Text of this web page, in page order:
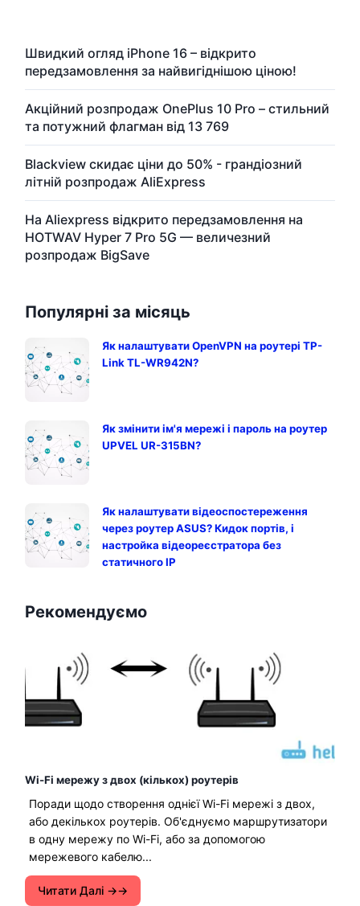
Швидкий огляд iPhone 16 – відкрито
передзамовлення за найвигіднішою ціною!
Акційний розпродаж OnePlus 10 Pro – стильний
та потужний флагман від 13 769
Blackview скидає ціни до 50% - грандіозний
літній розпродаж AliExpress
На Aliexpress відкрито передзамовлення на
HOTWAV Hyper 7 Pro 5G — величезний
розпродаж BigSave
Популярні за місяць
Як налаштувати OpenVPN на роутері TP-
Link TL-WR942N?
Як змінити ім'я мережі і пароль на роутер
UPVEL UR-315BN?
Як налаштувати відеоспостереження
через роутер ASUS? Кидок портів, і
настройка відеореєстратора без
статичного IP
Рекомендуємо
Wi-Fi мережу з двох (кількох) роутерів
Поради щодо створення однієї Wi-Fi мережі з двох,
або декількох роутерів. Об'єднуємо маршрутизатори
в одну мережу по Wi-Fi, або за допомогою
мережевого кабелю...
Читати Далі →